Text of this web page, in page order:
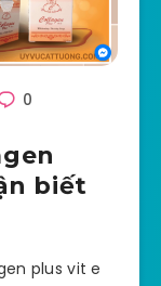
0
biết
plus vit e